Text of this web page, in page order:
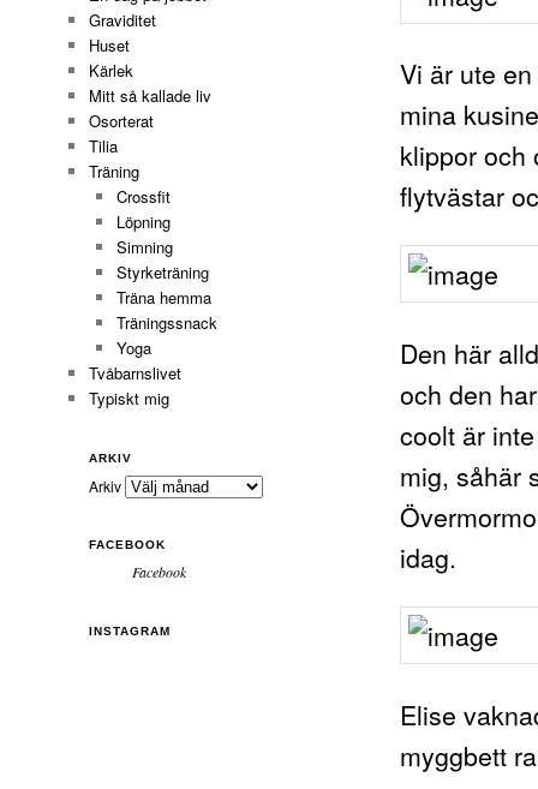
Vi är ute
mina
klippor och
flytvästar
Den här
och den
coolt är
mig, såhär
idag.
Elise
myggbett
Graviditet
Huset
Kärlek
Mitt så kallade liv
Osorterat
Tilia
Träning
Crossfit
Löpning
Simning
Styrketräning
Träna hemma
Träningssnack
Yoga
Tvåbarnslivet
Typiskt mig
ARKIV
Arkiv
FACEBOOK
Facebook
INSTAGRAM